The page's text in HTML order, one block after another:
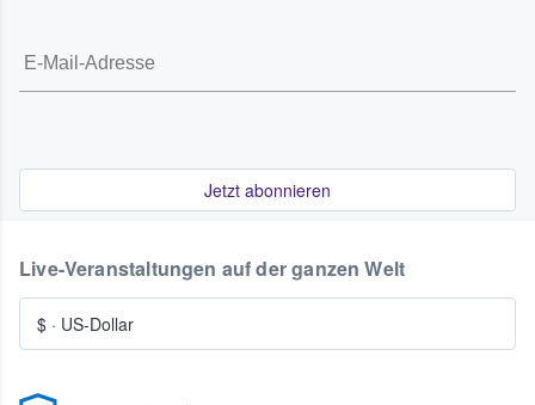
Jetzt abonnieren
Live-Veranstaltungen auf der ganzen Welt
$ · US-Dollar